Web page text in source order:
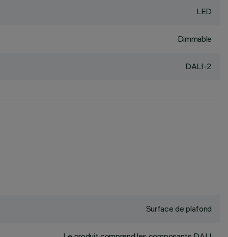
LED
Dimmable
DALI-2
Surface de plafond